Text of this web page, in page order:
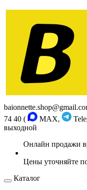
74 40 (
MAX,
выходной
Каталог